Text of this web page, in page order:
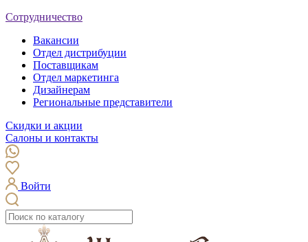
Сотрудничество
Вакансии
Отдел дистрибуции
Поставщикам
Отдел маркетинга
Дизайнерам
Региональные представители
Скидки и акции
Салоны и контакты
Войти